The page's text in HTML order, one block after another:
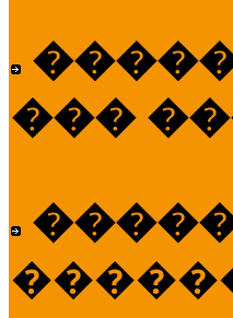
���